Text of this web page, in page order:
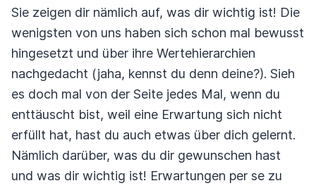
Sie zeigen dir nämlich auf, was dir wichtig ist! Die
wenigsten von uns haben sich schon mal bewusst
hingesetzt und über ihre Wertehierarchien
nachgedacht (jaha, kennst du denn deine?). Sieh
es doch mal von der Seite jedes Mal, wenn du
enttäuscht bist, weil eine Erwartung sich nicht
erfüllt hat, hast du auch etwas über dich gelernt.
Nämlich darüber, was du dir gewunschen hast
und was dir wichtig ist! Erwartungen per se zu